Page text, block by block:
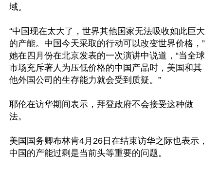
域。
“中国现在太大了，世界其他国家无法吸收如此巨大
的产能。中国今天采取的行动可以改变世界价格，”
她在四月份在北京发表的一次演讲中说道，“当全球
市场充斥著人为压低价格的中国产品时，美国和其
他外国公司的生存能力就会受到质疑。”
耶伦在访华期间表示，拜登政府不会接受这种做
法。
美国国务卿布林肯4月26日在结束访华之际也表示，
中国的产能过剩是当前头等重要的问题。